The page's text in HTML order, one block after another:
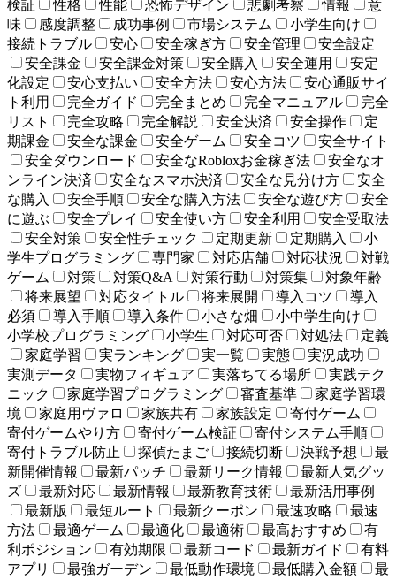
検証 性格 性能 恐怖デザイン 悲劇考察 情報
意
味
感度調整 成功事例 市場システム
小学生向け
接続トラブル
安心 安全稼ぎ方 安全管理
安全設定
安全課金
安全課金対策 安全購入 安全運用
安定
化設定
安心支払い 安全方法 安心方法
安心通販サイ
ト利用
完全ガイド 完全まとめ 完全マニュアル
完全
リスト
完全攻略 完全解説 安全決済 安全操作
定
期課金
安全な課金 安全ゲーム 安全コツ
安全サイト
安全ダウンロード
安全なRobloxお金稼ぎ法
安全なオ
ンライン決済
安全なスマホ決済 安全な見分け方
安全
な購入
安全手順 安全な購入方法 安全な遊び方
安全
に遊ぶ
安全プレイ 安全使い方 安全利用
安全受取法
安全対策
安全性チェック 定期更新 定期購入
小
学生プログラミング
専門家 対応店舗 対応状況
対戦
ゲーム
対策 対策Q&A 対策行動 対策集
対象年齢
将来展望
対応タイトル 将来展開 導入コツ
導入
必須
導入手順 導入条件 小さな畑
小中学生向け
小学校プログラミング
小学生 対応可否 対処法
定義
家庭学習
実ランキング 実一覧 実態
実況成功
実測データ
実物フィギュア 実落ちてる場所
実践テク
ニック
家庭学習プログラミング 審査基準
家庭学習環
境
家庭用ヴァロ 家族共有 家族設定
寄付ゲーム
寄付ゲームやり方
寄付ゲーム検証
寄付システム手順
寄付トラブル防止
探偵たまご 接続切断 決戦予想
最
新開催情報
最新パッチ 最新リーク情報
最新人気グッ
ズ
最新対応 最新情報 最新教育技術
最新活用事例
最新版
最短ルート 最新クーポン 最速攻略
最速
方法
最適ゲーム 最適化 最適術 最高おすすめ
有
利ポジション
有効期限 最新コード 最新ガイド
有料
アプリ
最強ガーデン 最低動作環境 最低購入金額
最